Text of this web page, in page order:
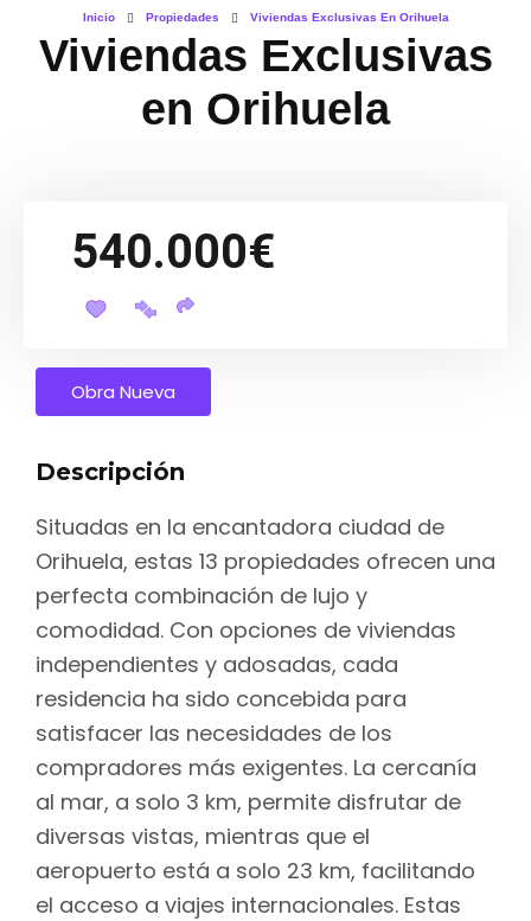
Inicio Propiedades Viviendas Exclusivas En Orihuela
Viviendas Exclusivas
en Orihuela
540.000€
Obra Nueva
Descripción
Situadas en la encantadora ciudad de
Orihuela, estas 13 propiedades ofrecen una
perfecta combinación de lujo y
comodidad. Con opciones de viviendas
independientes y adosadas, cada
residencia ha sido concebida para
satisfacer las necesidades de los
compradores más exigentes. La cercanía
al mar, a solo 3 km, permite disfrutar de
diversas vistas, mientras que el
aeropuerto está a solo 23 km, facilitando
el acceso a viajes internacionales. Estas